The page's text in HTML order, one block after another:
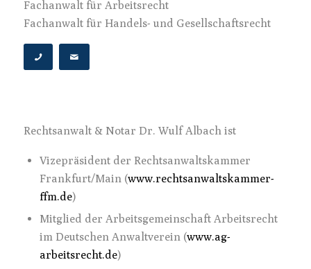
Fachanwalt für Arbeitsrecht
Fachanwalt für Handels- und Gesellschaftsrecht
Rechtsanwalt & Notar Dr. Wulf Albach ist
Vizepräsident der Rechtsanwaltskammer
Frankfurt/Main (www.rechtsanwaltskammer-
ffm.de)
Mitglied der Arbeitsgemeinschaft Arbeitsrecht
im Deutschen Anwaltverein (www.ag-
arbeitsrecht.de)